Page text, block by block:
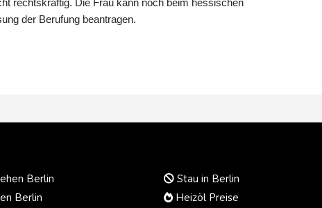
der Berufung beantragen.
Berlin
Berlin
Stau in Berlin
Heizöl Preise